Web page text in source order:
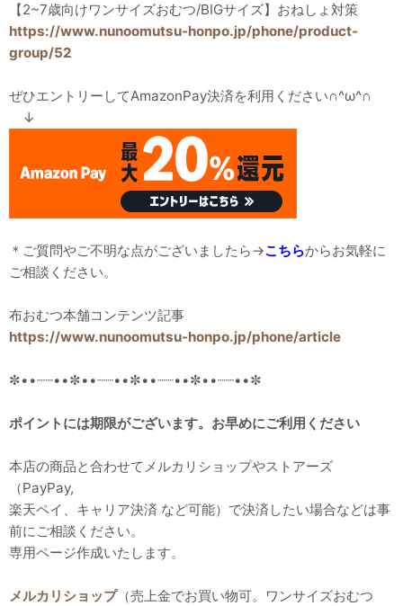
【2~7歳向けワンサイズおむつ/BIGサイズ】おねしょ対策
https://www.nunoomutsu-honpo.jp/phone/product-
group/52
ぜひエントリーしてAmazonPay決済を利用ください∩^ω^∩
↓
＊ご質問やご不明な点がございましたら→こちらからお気軽に
ご相談ください。
布おむつ本舗コンテンツ記事
https://www.nunoomutsu-honpo.jp/phone/article
✼••┈┈••✼••┈┈••✼••┈┈••✼••┈┈••✼
ポイントには期限がございます。お早めにご利用ください
本店の商品と合わせてメルカリショップやストアーズ
（PayPay,
楽天ペイ、キャリア決済 など可能）で決済したい場合などは事
前にご相談ください。
専用ページ作成いたします。
メルカリショップ（売上金でお買い物可。ワンサイズおむつ